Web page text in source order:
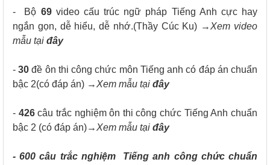
- Bộ 69video cấu trúc ngữ pháp Tiếng Anh cực hay
ngắn gọn, dễ hiểu, dễ nhớ.(Thầy Cúc Ku) →Xem video
mẫu tại đây
-30 đề ôn thi công chức môn Tiếng anh có đáp án chuẩn
bậc 2(có đáp án) →Xem mẫu tại đây
- 426câu trắc nghiệm ôn thi công chức Tiếng Anh chuẩn
bậc 2 (có đáp án)→Xem mẫu tại đây
-600 câu trắc nghiệm Tiếng anh công chức chuẩn